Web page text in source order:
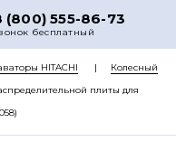
(800) 555-86-73
бесплатный
HITACHI
Колесный
плиты для